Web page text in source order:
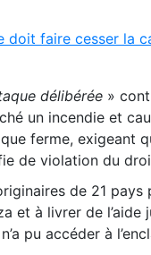
doit faire cesser la
délibérée»
un incendie et
ferme, exigeant
de violation du
de 21
et à livrer de
pu accéder à